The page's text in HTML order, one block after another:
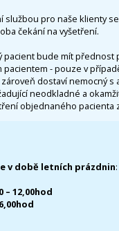
službou pro naše klienty
čekání na vyšetření.
pacient bude mít přednost
- pouze v
dostaví nemocný s
neodkladné a
objednaného pacienta
v době letních prázdnin:
– 12,00hod